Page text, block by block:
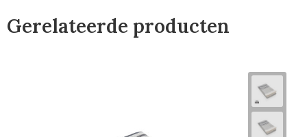
Gerelateerde producten